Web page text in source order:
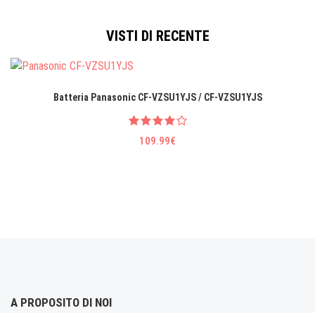
VISTI DI RECENTE
Batteria Panasonic CF-VZSU1YJS / CF-VZSU1YJS
109.99€
A PROPOSITO DI NOI